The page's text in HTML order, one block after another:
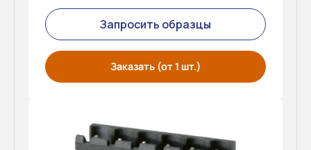
Запросить образцы
Заказать (от 1 шт.)